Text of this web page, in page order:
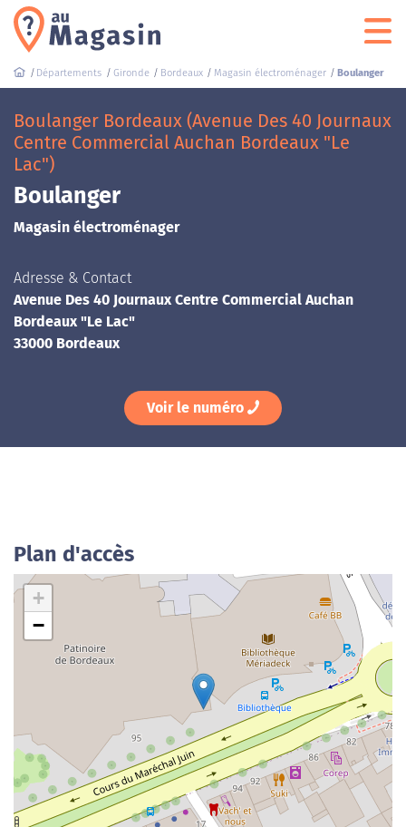
Départements Gironde Bordeaux Magasin électroménager Boulanger
Boulanger Bordeaux (Avenue Des 40 Journaux
Centre Commercial Auchan Bordeaux "Le
Lac")
Boulanger
Magasin électroménager
Adresse & Contact
Avenue Des 40 Journaux Centre Commercial Auchan
Bordeaux "Le Lac"
33000 Bordeaux
Voir le numéro
Plan d'accès
+
−